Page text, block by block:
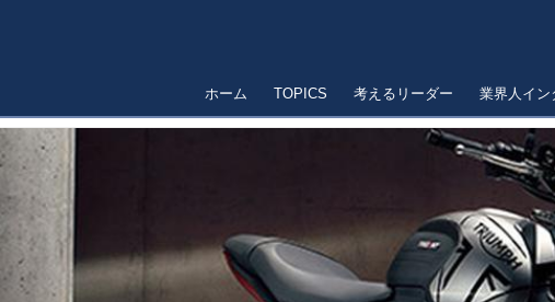
ホーム TOPICS 考えるリーダー 業界人イン